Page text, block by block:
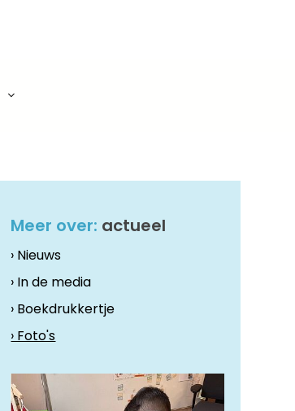
Meer over: actueel
› Nieuws
› In de media
› Boekdrukkertje
› Foto's